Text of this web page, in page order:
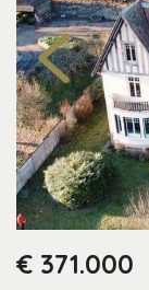
€ 371.000